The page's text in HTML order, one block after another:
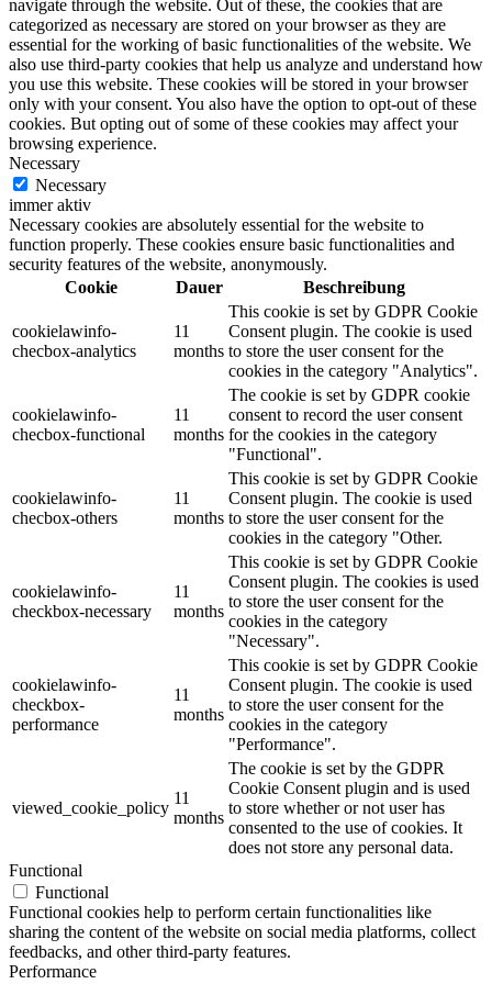
navigate through the website. Out of these, the cookies that are
categorized as necessary are stored on your browser as they are
essential for the working of basic functionalities of the website. We
also use third-party cookies that help us analyze and understand how
you use this website. These cookies will be stored in your browser
only with your consent. You also have the option to opt-out of these
cookies. But opting out of some of these cookies may affect your
browsing experience.
Necessary
Necessary
immer aktiv
Necessary cookies are absolutely essential for the website to
function properly. These cookies ensure basic functionalities and
security features of the website, anonymously.
Cookie
Dauer Beschreibung
cookielawinfo-
checbox-analytics
11
months
This cookie is set by GDPR Cookie
Consent plugin. The cookie is used
to store the user consent for the
cookies in the category "Analytics".
cookielawinfo-
checbox-functional
11
months
The cookie is set by GDPR cookie
consent to record the user consent
for the cookies in the category
"Functional".
cookielawinfo-
checbox-others
11
months
This cookie is set by GDPR Cookie
Consent plugin. The cookie is used
to store the user consent for the
cookies in the category "Other.
cookielawinfo-
checkbox-necessary
11
months
This cookie is set by GDPR Cookie
Consent plugin. The cookies is used
to store the user consent for the
cookies in the category
"Necessary".
cookielawinfo-
checkbox-
performance
11
months
This cookie is set by GDPR Cookie
Consent plugin. The cookie is used
to store the user consent for the
cookies in the category
"Performance".
viewed_cookie_policy
11
months
The cookie is set by the GDPR
Cookie Consent plugin and is used
to store whether or not user has
consented to the use of cookies. It
does not store any personal data.
Functional
Functional
Functional cookies help to perform certain functionalities like
sharing the content of the website on social media platforms, collect
feedbacks, and other third-party features.
Performance